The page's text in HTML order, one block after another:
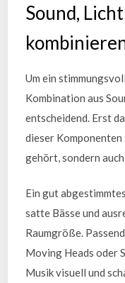
Sound,
Um ein
Kombination aus
entscheidend. Erst
dieser
gehört, sondern
Ein gut
satte Bässe und
Raumgröße.
Moving Heads oder
Musik visuell und